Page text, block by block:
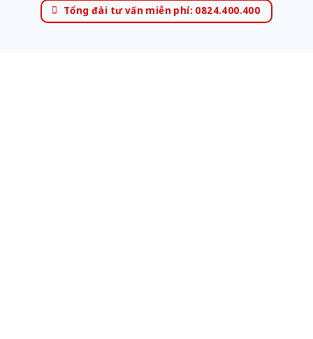
Tổng đài tư vấn miễn phí: 0824.400.400